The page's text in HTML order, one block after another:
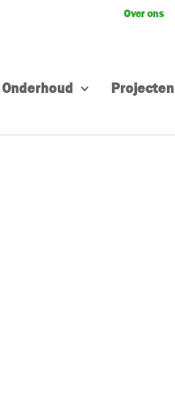
Over ons
Onderhoud Projecten